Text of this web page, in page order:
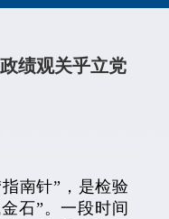
绩观关乎立党
南针”，是检验
石”。一段时间